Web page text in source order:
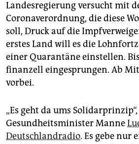
Landesregierung versucht mit
Coronaverordnung, die diese
soll, Druck auf die
erstes Land will es die
einer Quarantäne einstellen.
finanzell eingesprungen. Ab
vorbei.
„Es geht da ums
Gesundheitsminister Manne
Deutschlandradio. Es gebe nur